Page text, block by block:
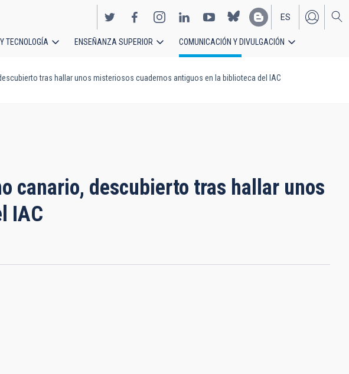
EN
ES
TECNOLOGÍA ENSEÑANZA SUPERIOR COMUNICACIÓN Y DIVULGACIÓN
tras hallar unos misteriosos cuadernos antiguos en la biblioteca del IAC
canario, descubierto tras hallar unos
IAC